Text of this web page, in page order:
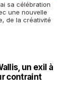
sa célébration
une nouvelle
de la créativité
un exil à
contraint